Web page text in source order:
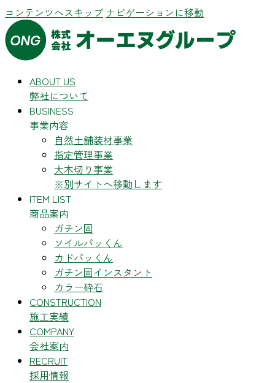
コンテンツへスキップ ナビゲーションに移動
ABOUT US
弊社について
BUSINESS
事業内容
自然土舗装材事業
指定管理事業
大木切り事業
※別サイトへ移動します
ITEM LIST
商品案内
ガチン固
ソイルパッくん
カドパッくん
ガチン固インスタント
カラー砕石
CONSTRUCTION
施工実績
COMPANY
会社案内
RECRUIT
採用情報